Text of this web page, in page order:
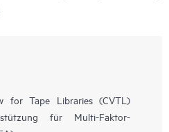
for Tape Libraries (CVTL)
für Multi-Faktor-